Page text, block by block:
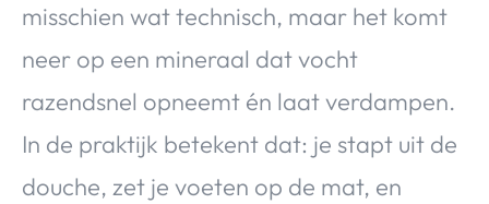
misschien wat technisch, maar het komt
neer op een mineraal dat vocht
razendsnel opneemt én laat verdampen.
In de praktijk betekent dat: je stapt uit de
douche, zet je voeten op de mat, en